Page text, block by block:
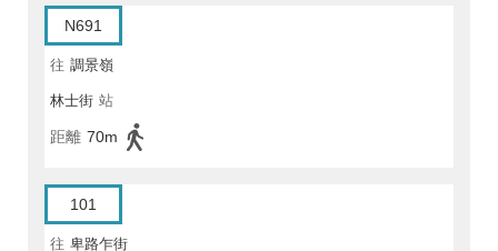
N691
往 調景嶺
林士街 站
距離 70m
101
往 卑路乍街